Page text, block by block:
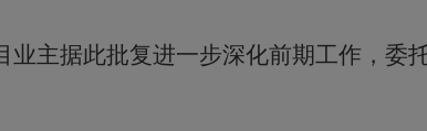
业主据此批复进一步深化前期工作，委